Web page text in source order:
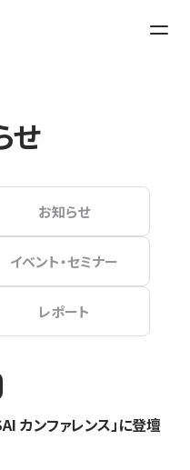
せ
お知らせ
イベント・セミナー
レポート
カンファレンス」に登壇